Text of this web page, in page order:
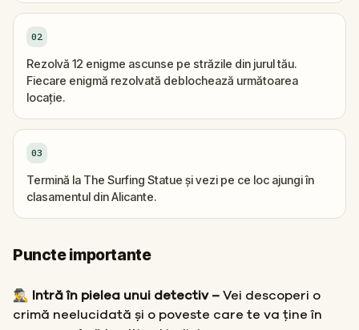
02
Rezolvă 12 enigme ascunse pe străzile din jurul tău.
Fiecare enigmă rezolvată deblochează următoarea
locație.
03
Termină la The Surfing Statue și vezi pe ce loc ajungi în
clasamentul din Alicante.
Puncte importante
🕵️‍♂️ Intră în pielea unui detectiv – Vei descoperi o
crimă neelucidată și o poveste care te va ține în